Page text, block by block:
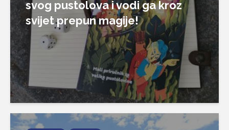
svog pustolova i vodi ga kroz
svijet prepun magije!